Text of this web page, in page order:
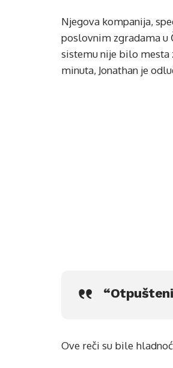
Njegova kompanija,
poslovnim zgradama u
sistemu nije bilo mesta
minuta, Jonathan je
Ove reči su bile